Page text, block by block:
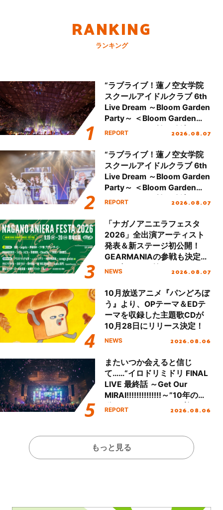
RANKING
ランキング
“ラブライブ！蓮ノ空女学院
スクールアイドルクラブ 6th
Live Dream ～Bloom Garden
Party～ ＜Bloom Garden
Party Stage／埼玉公演＞”
REPORT 2026.08.07
“ラブライブ！蓮ノ空女学院
スクールアイドルクラブ 6th
Live Dream ～Bloom Garden
Party～ ＜Bloom Garden
Party Stage／埼玉公演＞”
REPORT 2026.08.07
「ナガノアニエラフェスタ
2026」全出演アーティスト
発表＆新ステージ初公開！
GEARMANIAの参戦も決定
し、初となる第3ステージの
NEWS 2026.08.07
10月放送アニメ『パンどろぼ
う』より、OPテーマ＆EDテ
ーマを収録した主題歌CDが
10月28日にリリース決定！
NEWS 2026.08.06
またいつか会えると信じ
て……“イロドリミドリ FINAL
LIVE 最終話 ～Get Our
MIRAI!!!!!!!!!!!!!!～”10年の活
動を経てファイナルを迎える
REPORT 2026.08.06
もっと見る